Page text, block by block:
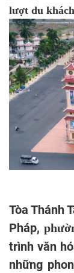
lượt du
Tòa Thánh
Pháp,
trình văn
những